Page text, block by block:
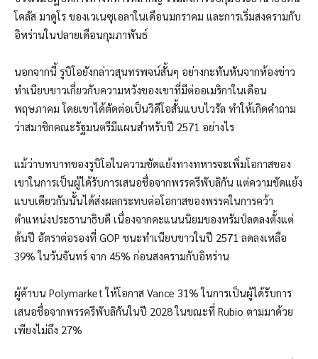
โคลัส มาดูโร ของเวเนซุเอลาในเดือนมกราคม และการเริ่มสงครามกับ
อิหร่านในปลายเดือนกุมภาพันธ์
นอกจากนี้ รูบิโอยังกล่าวสุนทรพจน์สั้นๆ อย่างกะทันหันจากห้องข่าว
ทำเนียบขาวเกี่ยวกับความหวังของเขาที่มีต่ออเมริกาในเดือน
พฤษภาคม โดยเขาได้ตัดต่อเป็นวิดีโอสั้นแบบไวรัล ทำให้เกิดคำถาม
ว่าสมาชิกคณะรัฐมนตรีมีแผนสำหรับปี 2571 อย่างไร
แม้ว่าบทบาทของรูบิโอในความขัดแย้งทางทหารจะเพิ่มโอกาสของ
เขาในการเป็นผู้ได้รับการเสนอชื่อจากพรรครีพับลิกัน แต่ความขัดแย้ง
แบบเดียวกันนั้นได้ส่งผลกระทบต่อโอกาสของพรรคในการคว้า
ตำแหน่งประธานาธิบดี เนื่องจากคะแนนนิยมของทรัมป์ลดลงตั้งแต่
ต้นปี อัตราต่อรองที่ GOP ชนะทำเนียบขาวในปี 2571 ลดลงเหลือ
39% ในวันจันทร์ จาก 45% ก่อนสงครามกับอิหร่าน
ผู้ค้าบน Polymarket ให้โอกาส Vance 31% ในการเป็นผู้ได้รับการ
เสนอชื่อจากพรรครีพับลิกันในปี 2028 ในขณะที่ Rubio ตามมาด้วย
เพียงไม่ถึง 27%